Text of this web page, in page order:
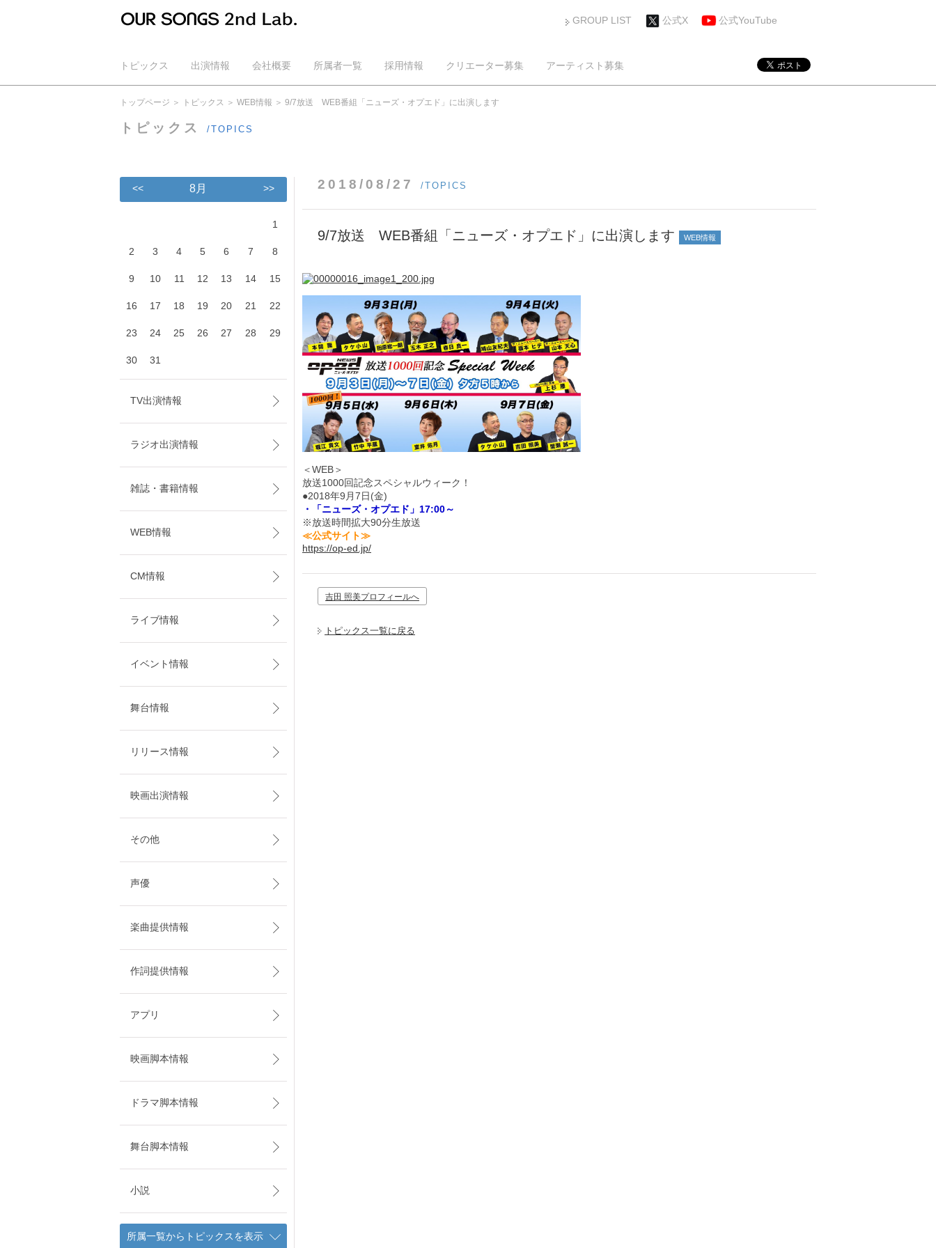
GROUP LIST 公式X 公式YouTube
トピックス 出演情報 会社概要 所属者一覧 採用情報 クリエーター募集
アーティスト募集
公式YouTube
トップページ トピックス WEB情報 9/7放送 WEB番組「ニューズ・オプエド」に出演します
トピックス /TOPICS
2018/08/27 /TOPICS
9/7放送 WEB番組「ニューズ・オプエド」に出演します WEB情報
＜WEB＞
放送1000回記念スペシャルウィーク！
●2018年9月7日(金)
・「ニューズ・オプエド」17:00～
※放送時間拡大90分生放送
≪公式サイト≫
https://op-ed.jp/
吉田 照美プロフィールへ
トピックス一覧に戻る
<< 8月 >>
1
2 3 4 5 6 7 8
9 10 11 12 13 14 15
16 17 18 19 20 21 22
23 24 25 26 27 28 29
30 31
TV出演情報
ラジオ出演情報
雑誌・書籍情報
WEB情報
CM情報
ライブ情報
イベント情報
舞台情報
リリース情報
映画出演情報
その他
声優
楽曲提供情報
作詞提供情報
アプリ
映画脚本情報
ドラマ脚本情報
舞台脚本情報
小説
所属一覧からトピックスを表示